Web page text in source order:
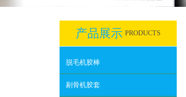
产品展示 PRODUCTS
脱毛机胶棒
剔骨机胶套